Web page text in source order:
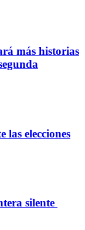
más historias
las elecciones
silente